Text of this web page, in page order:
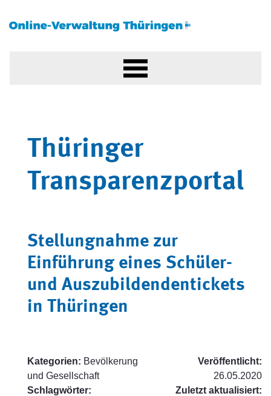
Thüringer
Transparenzportal
Stellungnahme zur
Einführung eines Schüler-
und Auszubildendentickets
in Thüringen
Kategorien: Bevölkerung
und Gesellschaft
Schlagwörter:
Veröffentlicht:
26.05.2020
Zuletzt aktualisiert: